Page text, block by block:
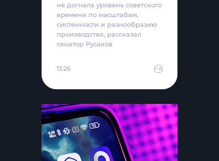
не догнала уровень советского
времени по масштабам,
системности и разнообразию
производства, рассказал
сенатор Русаков
13:26